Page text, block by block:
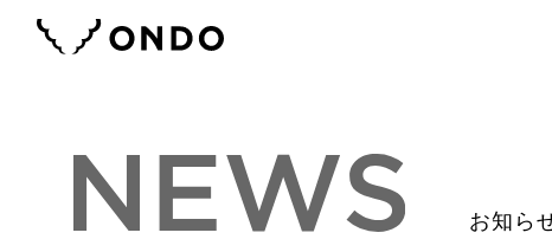
お知ら